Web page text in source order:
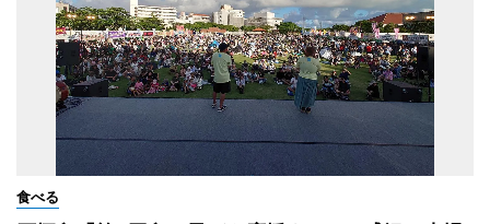
食べる